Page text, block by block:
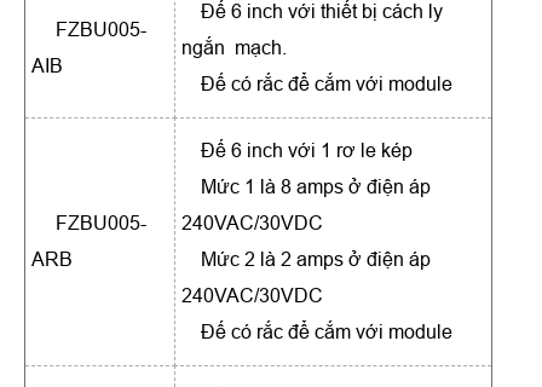
FZBU005-
AIB
Đế 6 inch với thiết bị cách ly
ngắn mạch.
Đế có rắc để cắm với module
FZBU005-
ARB
Đế 6 inch với 1 rơ le kép
Mức 1 là 8 amps ở điện áp
240VAC/30VDC
Mức 2 là 2 amps ở điện áp
240VAC/30VDC
Đế có rắc để cắm với module